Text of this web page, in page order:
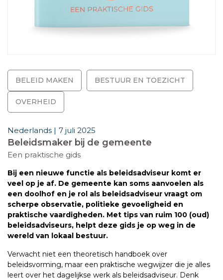
BELEID MAKEN BESTUUR EN TOEZICHT
OVERHEID
Nederlands | 7 juli 2025
Beleidsmaker bij de gemeente
Een praktische gids
Bij een nieuwe functie als beleidsadviseur komt er
veel op je af. De gemeente kan soms aanvoelen als
een doolhof en je rol als beleidsadviseur vraagt om
scherpe observatie, politieke gevoeligheid en
praktische vaardigheden. Met tips van ruim 100 (oud)
beleidsadviseurs, helpt deze gids je op weg in de
wereld van lokaal bestuur.
Verwacht niet een theoretisch handboek over
beleidsvorming, maar een praktische wegwijzer die je alles
leert over het dagelijkse werk als beleidsadviseur. Denk